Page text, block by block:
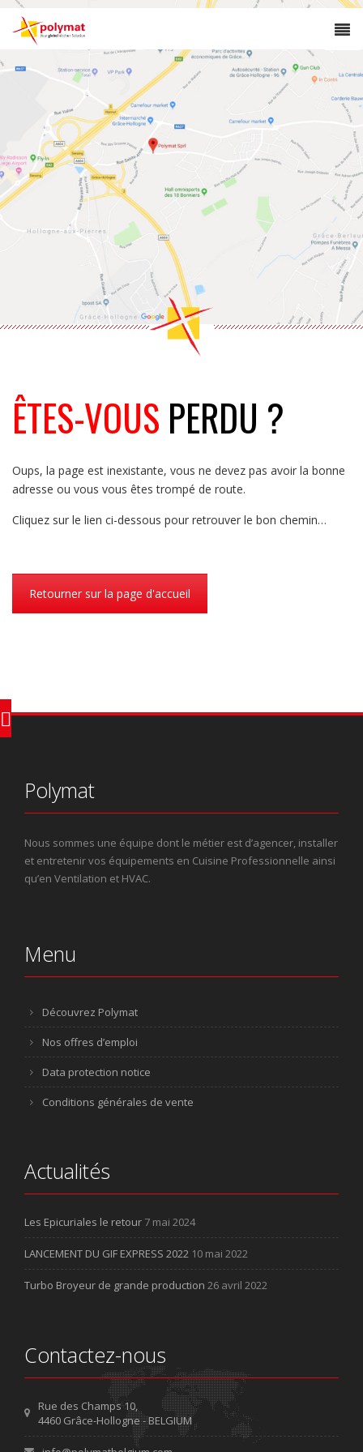
ÊTES-VOUS PERDU ?
Oups, la page est inexistante, vous ne devez pas avoir la bonne
adresse ou vous vous êtes trompé de route.
Cliquez sur le lien ci-dessous pour retrouver le bon chemin…
Retourner sur la page d'accueil
Polymat
Nous sommes une équipe dont le métier est d’agencer, installer
et entretenir vos équipements en Cuisine Professionnelle ainsi
qu’en Ventilation et HVAC.
Menu
Découvrez Polymat
Nos offres d’emploi
Data protection notice
Conditions générales de vente
Actualités
Les Epicuriales le retour 7 mai 2024
LANCEMENT DU GIF EXPRESS 2022 10 mai 2022
Turbo Broyeur de grande production 26 avril 2022
Contactez-nous
Rue des Champs 10,
4460 Grâce-Hollogne - BELGIUM